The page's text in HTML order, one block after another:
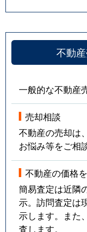
不動
一般的な不動産
売却相談
不動産の売却は
お悩み等をご相
不動産の価格
簡易査定は近隣
示。訪問査定は
示します。また
査します。